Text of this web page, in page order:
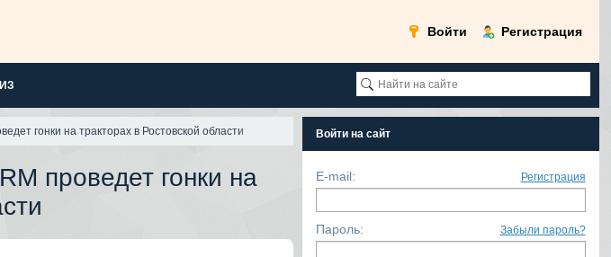
Войти Регистрация
гонки на тракторах в Ростовской области
проведет гонки на
Войти на сайт
E-mail: Регистрация
Пароль: Забыли пароль?